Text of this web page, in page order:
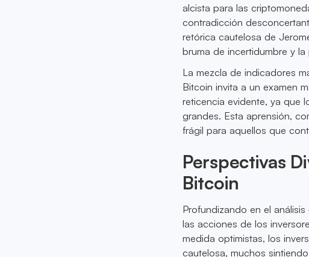
alcista para las
contradicción
retórica cautelosa de
bruma de incertidumbre y
La mezcla de indicadores
Bitcoin invita a un examen
reticencia evidente, ya que
grandes. Esta aprensión,
frágil para aquellos que
Perspectivas
Bitcoin
Profundizando en el
las acciones de los
medida optimistas, los
cautelosa, muchos